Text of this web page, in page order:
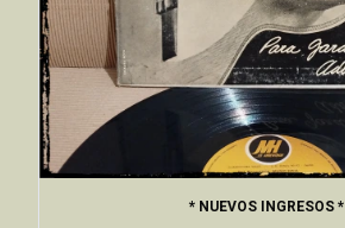
* NUEVOS INGRESOS *